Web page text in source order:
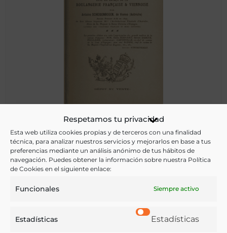
Respetamos tu privacidad
Esta web utiliza cookies propias y de terceros con una finalidad
técnica, para analizar nuestros servicios y mejorarlos en base a tus
preferencias mediante un análisis anónimo de tus hábitos de
navegación. Puedes obtener la información sobre nuestra Política
de Cookies en el siguiente enlace:
Funcionales Siempre activo
Estadísticas Estadísticas
Cuisine et pâtisserie austro-hongroises, recettes
française et viennoise
Scheibenbogen, Antoine
Paris - 1911